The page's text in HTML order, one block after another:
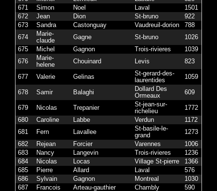
671
Simon Noel Laval 1501
672
Jean Dion St-bruno 922
673
Sandra Castonguay Vaudreuil-dorion 788
674
Marie-
claude
Gagne St-bruno 1026
675
Michel Gagnon Trois-rivieres 1039
676
Marie-
helene
Chouinard Levis 823
677 Valerie Gelinas
St-gerard-des-
laurentides
1059
678 Samir Balaghi
Dollard Des
Ormeaux
609
679 Nicolas Trepanier
St-jean-sur-
richelieu
1772
680
Caroline Labbe Verdun 1172
681
Fern Lavallee
St-basile-le-
grand
1273
682
Rejean Forcier Varennes 1006
683
Nancy Langevin Trois-rivieres 1236
684
Nicolas Locas Village St-pierre 1366
685
Pierre Allard Laval 576
686
Sylvain Gagnon Montreal 1030
687
Francois Arteau-gauthier Chambly 590